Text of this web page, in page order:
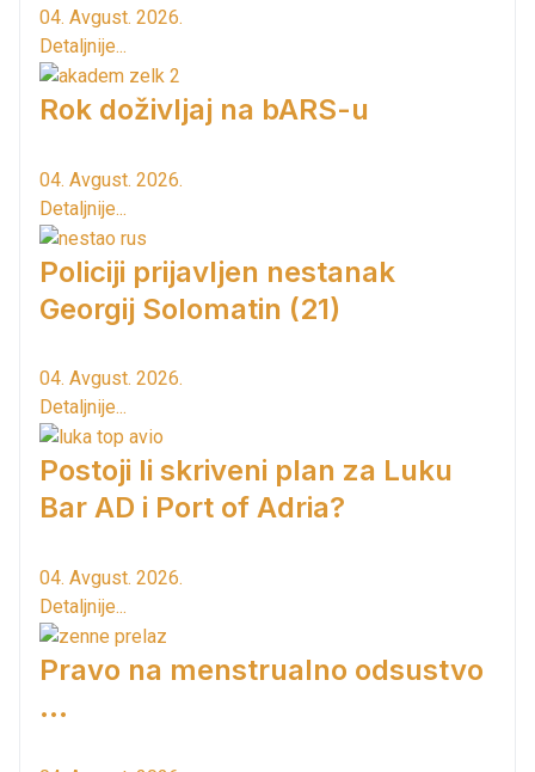
04. Avgust. 2026.
Detaljnije...
Rok doživljaj na bARS-u
04. Avgust. 2026.
Detaljnije...
Policiji prijavljen nestanak
Georgij Solomatin (21)
04. Avgust. 2026.
Detaljnije...
Postoji li skriveni plan za Luku
Bar AD i Port of Adria?
04. Avgust. 2026.
Detaljnije...
Pravo na menstrualno odsustvo
...